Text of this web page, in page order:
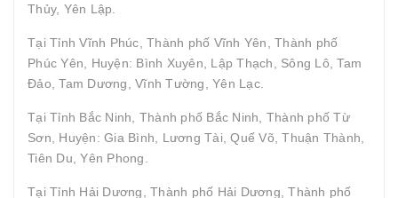
Thủy, Yên Lập.
Tại Tỉnh Vĩnh Phúc, Thành phố Vĩnh Yên, Thành phố
Phúc Yên, Huyện: Bình Xuyên, Lập Thạch, Sông Lô, Tam
Đảo, Tam Dương, Vĩnh Tường, Yên Lạc.
Tại Tỉnh Bắc Ninh, Thành phố Bắc Ninh, Thành phố Từ
Sơn, Huyện: Gia Bình, Lương Tài, Quế Võ, Thuận Thành,
Tiên Du, Yên Phong.
Tại Tỉnh Hải Dương, Thành phố Hải Dương, Thành phố